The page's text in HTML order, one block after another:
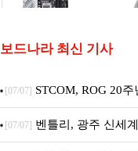
보드나라 최신 기사
[07/07] STCOM, ROG 20
Crosshair X870E
[07/07] 벤틀리, 광주 신세